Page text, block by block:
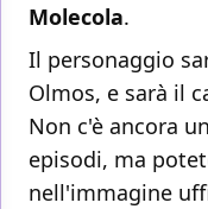
Molecola.
Il personaggio
Olmos, e sarà il
Non c'è ancora
episodi, ma
nell'immagine